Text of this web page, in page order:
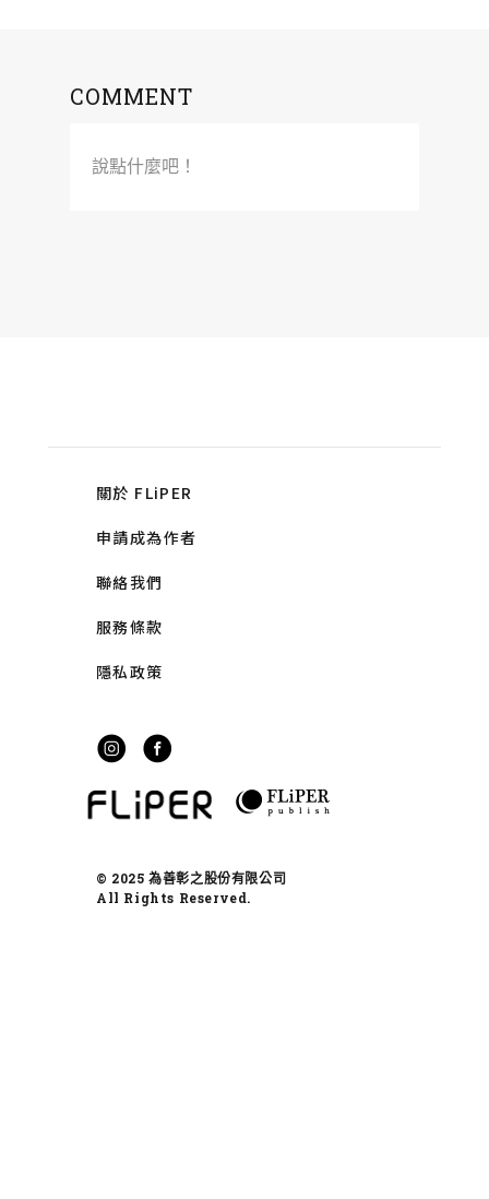
COMMENT
說點什麼吧！
關於 FLiPER
申請成為作者
聯絡我們
服務條款
隱私政策
© 2025 為善彰之股份有限公司
All Rights Reserved.